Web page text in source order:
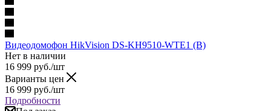
Видеодомофон HikVision DS-KH9510-WTE1 (В)
Нет в наличии
16 999 руб./шт
Варианты цен
16 999 руб./шт
Подробности